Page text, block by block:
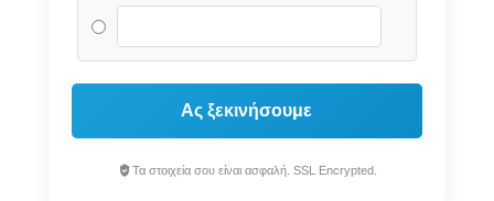
Ας ξεκινήσουμε
Τα στοιχεία σου είναι ασφαλή. SSL Encrypted.